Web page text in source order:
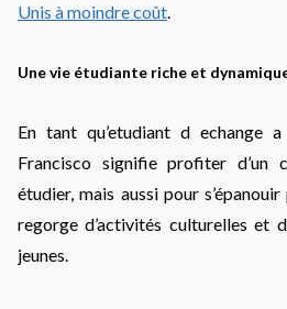
Unis à moindre coût.
Une vie étudiante riche et
En tant qu’etudiant d echange
Francisco signifie profiter d’un
étudier, mais aussi pour
regorge d’activités culturelles et
jeunes.